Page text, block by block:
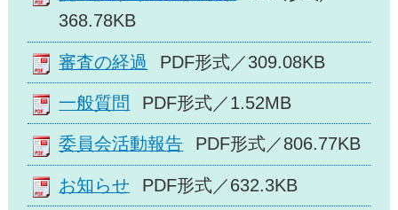
368.78KB
審査の経過 PDF形式／309.08KB
一般質問 PDF形式／1.52MB
委員会活動報告 PDF形式／806.77KB
お知らせ PDF形式／632.3KB